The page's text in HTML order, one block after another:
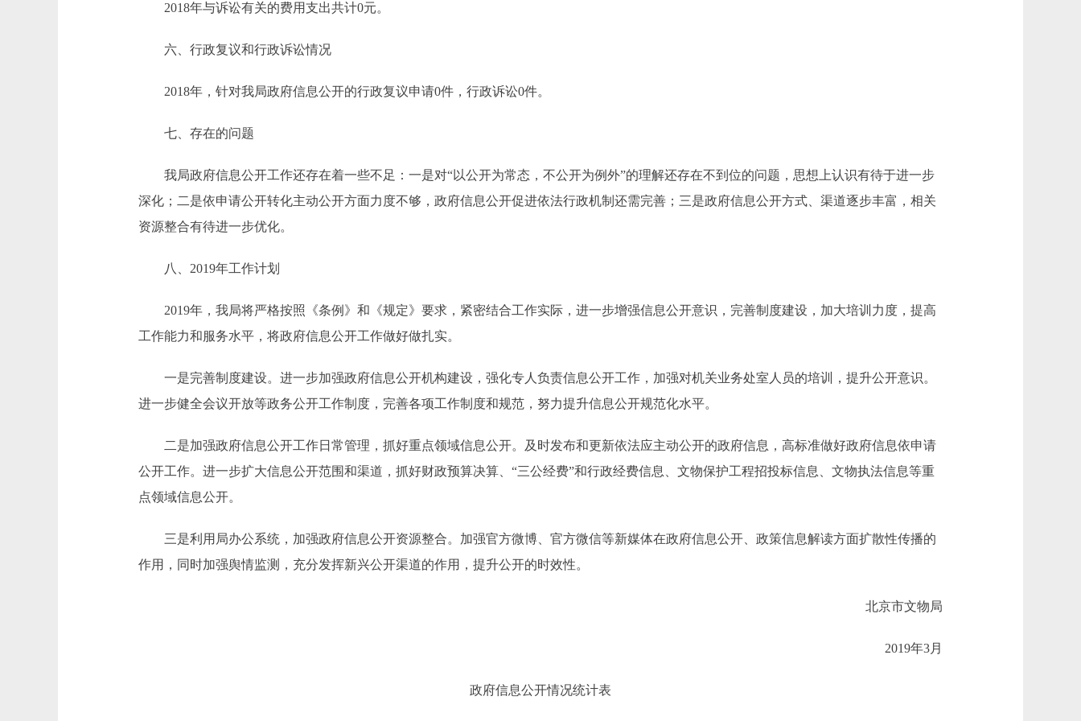
2018年与诉讼有关的费用支出共计0元。
六、行政复议和行政诉讼情况
2018年，针对我局政府信息公开的行政复议申请0件，行政诉讼0件。
七、存在的问题
我局政府信息公开工作还存在着一些不足：一是对“以公开为常态，不公开为例外”的理解还存在不到位的问题，思想上认识有待于进一步
深化；二是依申请公开转化主动公开方面力度不够，政府信息公开促进依法行政机制还需完善；三是政府信息公开方式、渠道逐步丰富，相关
资源整合有待进一步优化。
八、2019年工作计划
2019年，我局将严格按照《条例》和《规定》要求，紧密结合工作实际，进一步增强信息公开意识，完善制度建设，加大培训力度，提高
工作能力和服务水平，将政府信息公开工作做好做扎实。
一是完善制度建设。进一步加强政府信息公开机构建设，强化专人负责信息公开工作，加强对机关业务处室人员的培训，提升公开意识。
进一步健全会议开放等政务公开工作制度，完善各项工作制度和规范，努力提升信息公开规范化水平。
二是加强政府信息公开工作日常管理，抓好重点领域信息公开。及时发布和更新依法应主动公开的政府信息，高标准做好政府信息依申请
公开工作。进一步扩大信息公开范围和渠道，抓好财政预算决算、“三公经费”和行政经费信息、文物保护工程招投标信息、文物执法信息等重
点领域信息公开。
三是利用局办公系统，加强政府信息公开资源整合。加强官方微博、官方微信等新媒体在政府信息公开、政策信息解读方面扩散性传播的
作用，同时加强舆情监测，充分发挥新兴公开渠道的作用，提升公开的时效性。
北京市文物局
2019年3月
政府信息公开情况统计表